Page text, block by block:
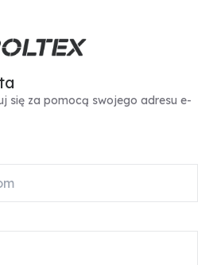
się za pomocą swojego adresu e-